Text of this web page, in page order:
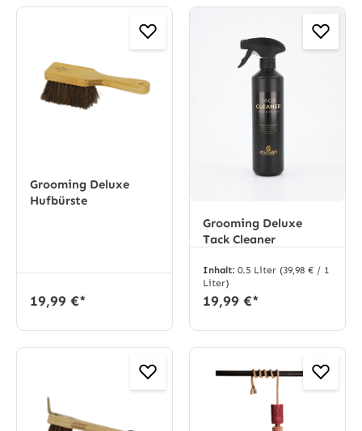
Grooming Deluxe
Hufbürste
19,99 €*
Grooming Deluxe
Tack Cleaner
Inhalt: 0.5 Liter (39,98 € / 1
Liter)
19,99 €*